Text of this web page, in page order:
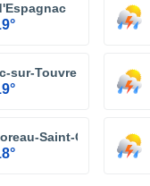
sur-Touvre
Saint-Cybard